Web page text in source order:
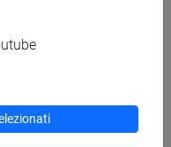
magistrale